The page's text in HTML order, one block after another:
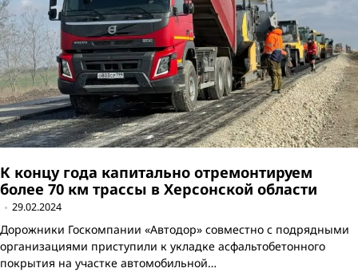
К концу года капитально отремонтируем
более 70 км трассы в Херсонской области
29.02.2024
Дорожники Госкомпании «Автодор» совместно с подрядными
организациями приступили к укладке асфальтобетонного
покрытия на участке автомобильной…